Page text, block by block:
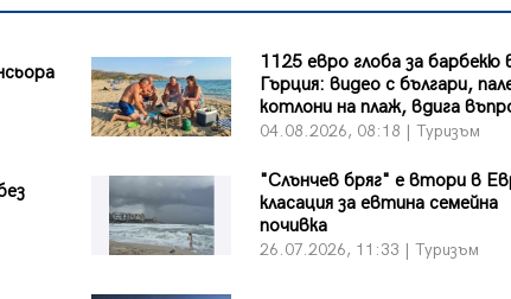
1125 евро глоба за барбекю
Гърция: видео с българи,
котлони на плаж, вдига
04.08.2026, 08:18 | Туризъм
"Слънчев бряг" е втори в
класация за евтина семейна
почивка
26.07.2026, 11:33 | Туризъм